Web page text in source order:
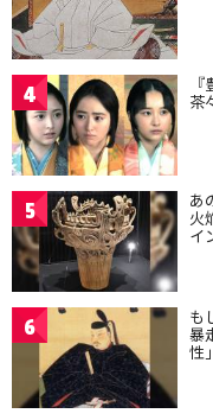
4 茶
5 あ
火
イ
6 も
暴
性」